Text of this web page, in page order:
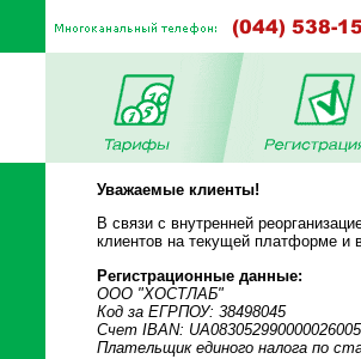
Уважаемые клиенты!
В связи с внутренней
клиентов на текущей платформе и
Регистрационные данные:
ООО "ХОСТЛАБ"
Код за ЕГРПОУ: 38498045
Счет IBAN:
Плательщик единого налога по